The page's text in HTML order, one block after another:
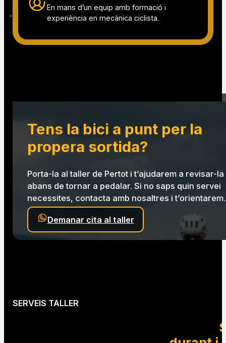
T’orientem segons el tipus de bicicleta, l’ús
i l’estat del material.
Equip tècnic
experiència en mecànica ciclista.
propera sortida?
Porta-la al taller de Pertot i t’ajudarem a revisar-la
abans de tornar a pedalar. Si no saps quin servei